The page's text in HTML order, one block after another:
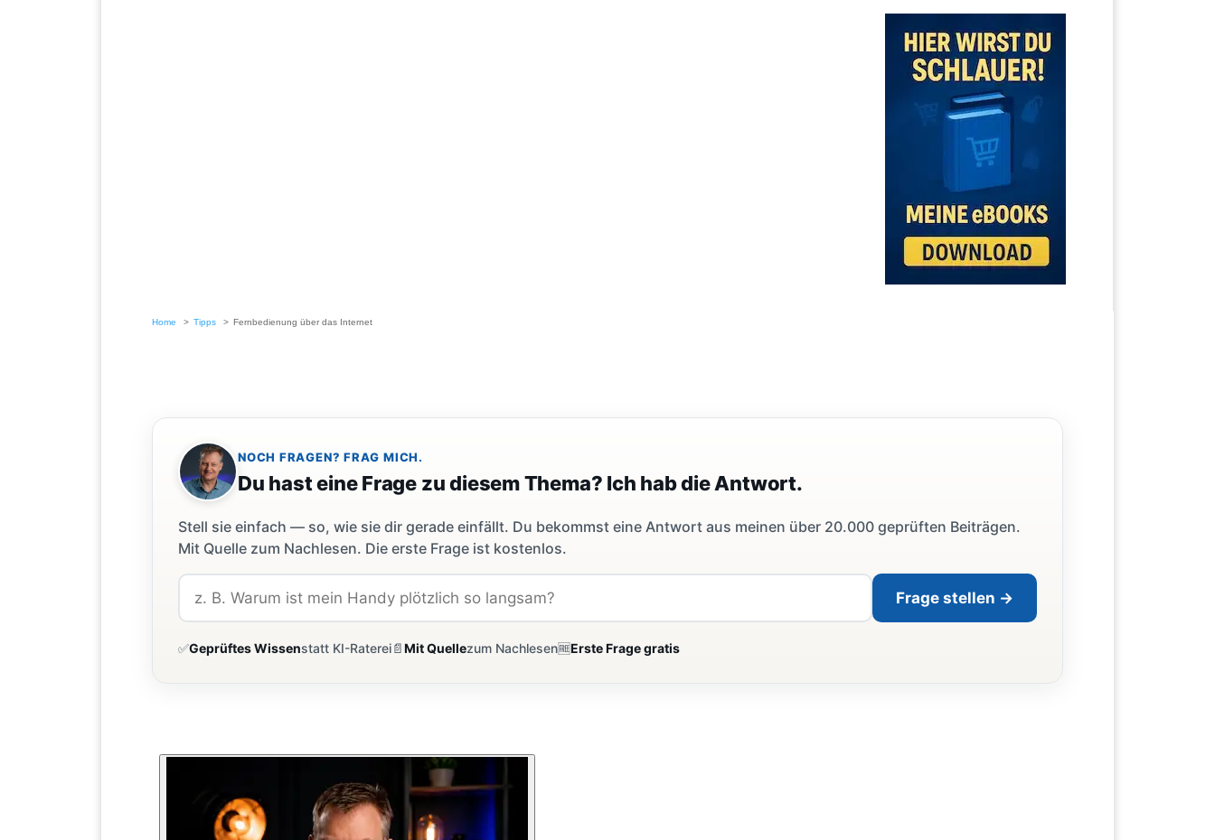
Home Tipps Fernbedienung über das Internet
NOCH FRAGEN? FRAG MICH.
Du hast eine Frage zu diesem Thema? Ich hab die Antwort.
Stell sie einfach — so, wie sie dir gerade einfällt. Du bekommst eine Antwort aus meinen über 20.000 geprüften Beiträgen.
Mit Quelle zum Nachlesen. Die erste Frage ist kostenlos.
Frage stellen →
✅Geprüftes Wissenstatt KI-Raterei📄Mit Quellezum Nachlesen🆓Erste Frage gratis